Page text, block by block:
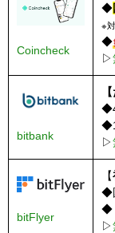
代表的なステ
テザー（USDT
USDコイン（
日本における
PR
Coincheck
◆
※
◆
▷
bitbank
▷
bitFlyer
【
◆
◆
▷